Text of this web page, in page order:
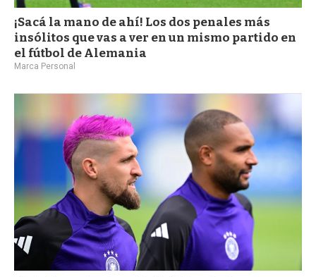
¡Sacá la mano de ahí! Los dos penales más
insólitos que vas a ver en un mismo partido en
el fútbol de Alemania
Marca Personal